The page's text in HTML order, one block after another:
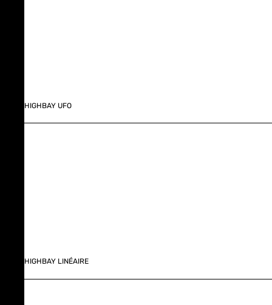
HIGHBAY UFO
HIGHBAY LINÉAIRE